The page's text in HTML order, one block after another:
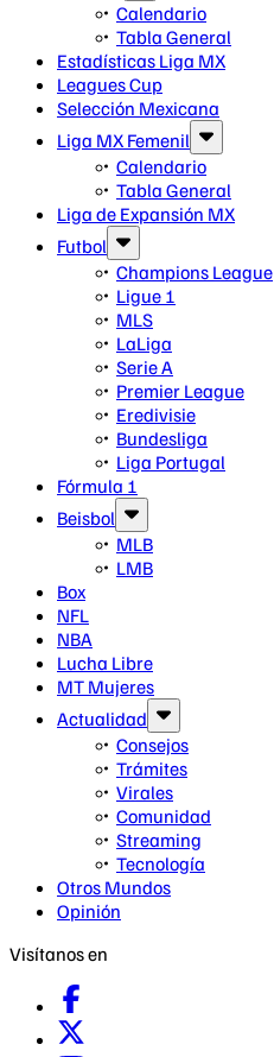
Calendario
Tabla General
Estadísticas Liga MX
Leagues Cup
Selección Mexicana
Liga MX Femenil
Calendario
Tabla General
Liga de Expansión MX
Futbol
Champions League
Ligue 1
MLS
LaLiga
Serie A
Premier League
Eredivisie
Bundesliga
Liga Portugal
Fórmula 1
Beisbol
MLB
LMB
Box
NFL
NBA
Lucha Libre
MT Mujeres
Actualidad
Consejos
Trámites
Virales
Comunidad
Streaming
Tecnología
Otros Mundos
Opinión
Visítanos en